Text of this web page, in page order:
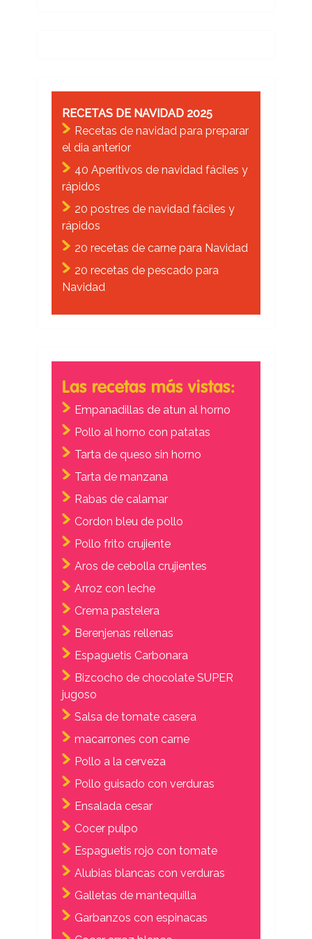
RECETAS DE NAVIDAD 2025
Recetas de navidad para preparar
el dia anterior
40 Aperitivos de navidad fáciles y
rápidos
20 postres de navidad fáciles y
rápidos
20 recetas de carne para Navidad
20 recetas de pescado para
Navidad
Las recetas más vistas:
Empanadillas de atun al horno
Pollo al horno con patatas
Tarta de queso sin horno
Tarta de manzana
Rabas de calamar
Cordon bleu de pollo
Pollo frito crujiente
Aros de cebolla crujientes
Arroz con leche
Crema pastelera
Berenjenas rellenas
Espaguetis Carbonara
Bizcocho de chocolate SUPER
jugoso
Salsa de tomate casera
macarrones con carne
Pollo a la cerveza
Pollo guisado con verduras
Ensalada cesar
Cocer pulpo
Espaguetis rojo con tomate
Alubias blancas con verduras
Galletas de mantequilla
Garbanzos con espinacas